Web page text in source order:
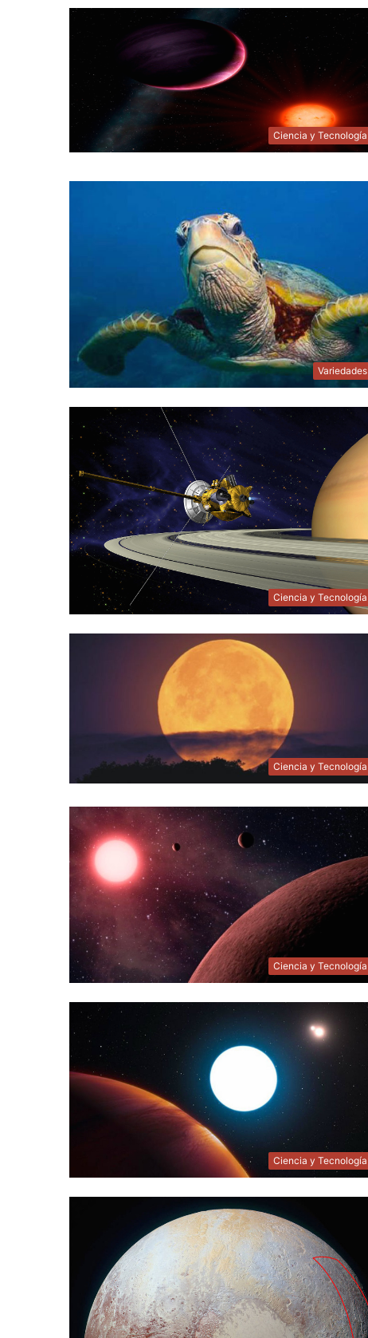
Ciencia y Tecnología
Variedades
Ciencia y Tecnología
Ciencia y Tecnología
Ciencia y Tecnología
Ciencia y Tecnología